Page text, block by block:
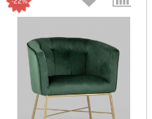
Выберите количество: